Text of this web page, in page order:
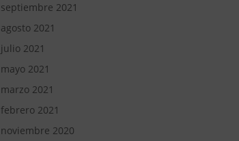
septiembre 2021
agosto 2021
julio 2021
mayo 2021
marzo 2021
febrero 2021
noviembre 2020